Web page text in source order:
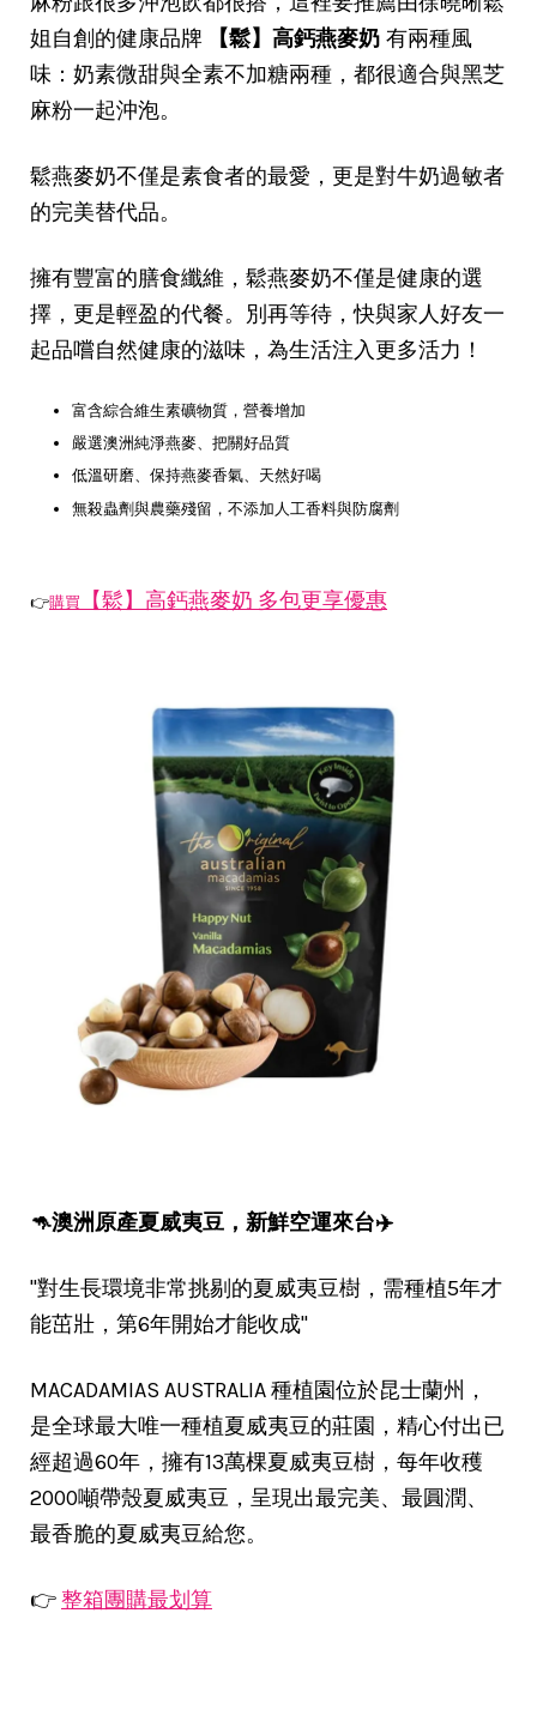
姐自創的健康品牌
【鬆】高鈣燕麥奶 有兩種風
味：奶素微甜與全素不加糖兩種，都很適合與黑芝
麻粉一起沖泡。
鬆燕麥奶不僅是素食者的最愛，更是對牛奶過敏者
的完美替代品。
擁有豐富的膳食纖維，鬆燕麥奶不僅是健康的選
擇，更是輕盈的代餐。別再等待，快與家人好友一
起品嚐自然健康的滋味，為生活注入更多活力！
富含綜合維生素礦物質，營養增加
嚴選澳洲純淨燕麥、把關好品質
低溫研磨、保持燕麥香氣、天然好喝
無殺蟲劑與農藥殘留，不添加人工香料與防腐劑
👉購買 【鬆】高鈣燕麥奶 多包更享優惠
🦘澳洲原產夏威夷豆，新鮮空運來台✈️
"對生長環境非常挑剔的夏威夷豆樹，需種植5年才
能茁壯，第6年開始才能收成"
MACADAMIAS AUSTRALIA 種植園位於昆士蘭州，
是全球最大唯一種植夏威夷豆的莊園，精心付出已
經超過60年，擁有13萬棵夏威夷豆樹，每年收穫
2000噸帶殼夏威夷豆，呈現出最完美、最圓潤、
最香脆的夏威夷豆給您。
👉整箱團購最划算